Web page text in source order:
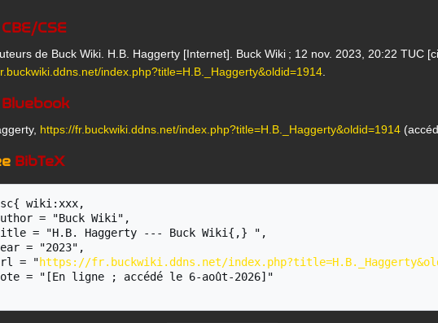
CSE
de Buck Wiki. H.B. Haggerty [Internet]. Buck Wiki ; 12 nov. 2023, 20:22 TUC
index.php?title=H.B._Haggerty&oldid=1914
https://fr.buckwiki.ddns.net/index.php?title=H.B._Haggerty&oldid=1914
BibTeX
url = "
https://fr.buckwiki.ddns.net/